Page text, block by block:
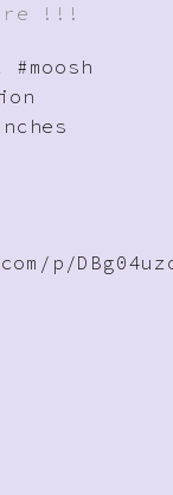
!!!
#moosh
p/